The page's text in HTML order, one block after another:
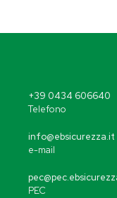
+39 0434 606640
Telefono
info@ebsicurezza.it
e-mail
PEC